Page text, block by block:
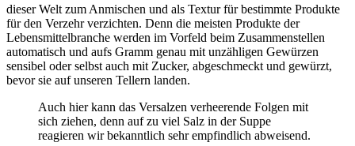
dieser Welt zum Anmischen und als Textur für bestimmte Produkte
für den Verzehr verzichten. Denn die meisten Produkte der
Lebensmittelbranche werden im Vorfeld beim Zusammenstellen
automatisch und aufs Gramm genau mit unzähligen Gewürzen
sensibel oder selbst auch mit Zucker, abgeschmeckt und gewürzt,
bevor sie auf unseren Tellern landen.
Auch hier kann das Versalzen verheerende Folgen mit
sich ziehen, denn auf zu viel Salz in der Suppe
reagieren wir bekanntlich sehr empfindlich abweisend.